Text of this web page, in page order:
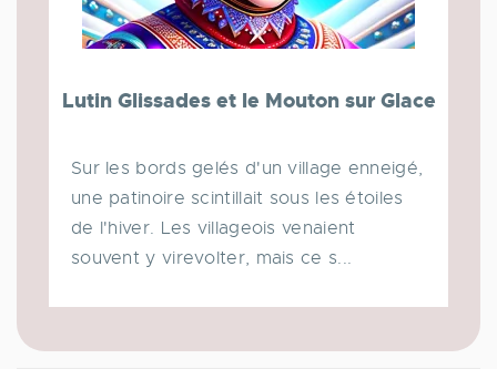
Lutin Glissades et le Mouton sur Glace
Sur les bords gelés d'un village enneigé,
une patinoire scintillait sous les étoiles
de l'hiver. Les villageois venaient
souvent y virevolter, mais ce s...